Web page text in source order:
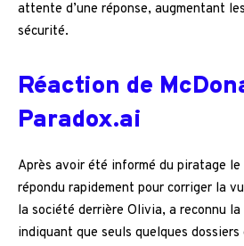
attente d’une réponse, augmentant
sécurité.
Réaction de
Paradox.ai
Après avoir été informé du piratage le
répondu rapidement pour corriger la
la société derrière Olivia, a reconnu
indiquant que seuls quelques